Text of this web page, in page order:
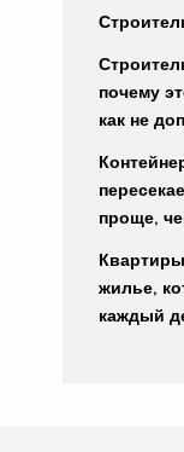
почему
как не
проще,
жилье,
каждый